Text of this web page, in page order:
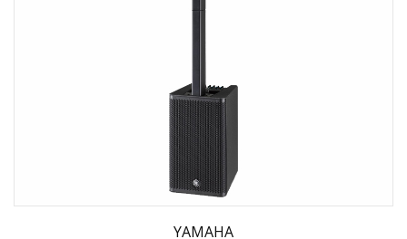
YAMAHA